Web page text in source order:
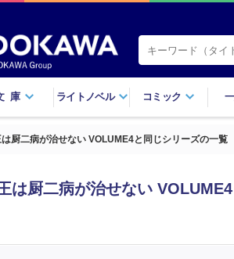
庫 ライトノベル コミック
厨二病が治せない VOLUME4と同じシリーズの一覧
は厨二病が治せない